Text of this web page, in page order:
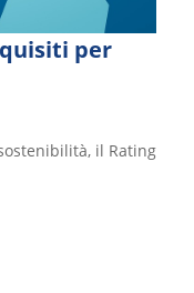
per
il Rating